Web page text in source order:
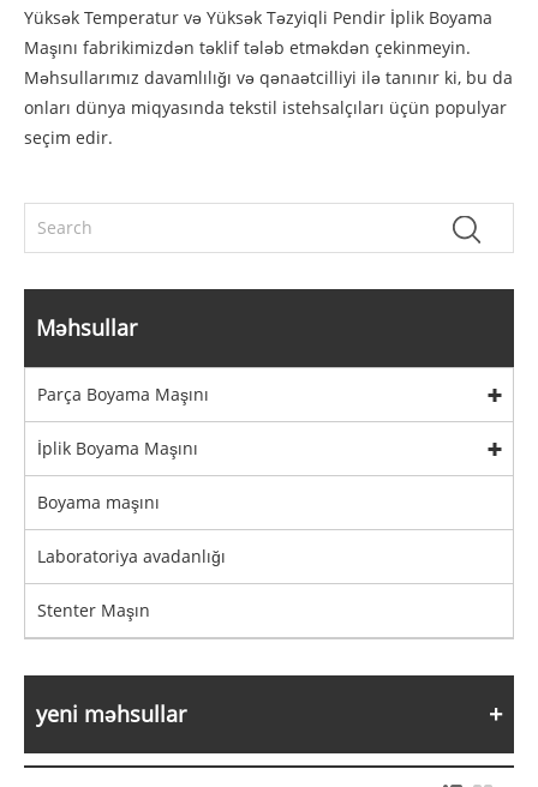
Yüksək Temperatur və Yüksək Təzyiqli Pendir İplik Boyama
Maşını fabrikimizdən təklif tələb etməkdən çekinmeyin.
Məhsullarımız davamlılığı və qənaətcilliyi ilə tanınır ki, bu da
onları dünya miqyasında tekstil istehsalçıları üçün populyar
seçim edir.
Məhsullar
Parça Boyama Maşını
İplik Boyama Maşını
Boyama maşını
Laboratoriya avadanlığı
Stenter Maşın
yeni məhsullar